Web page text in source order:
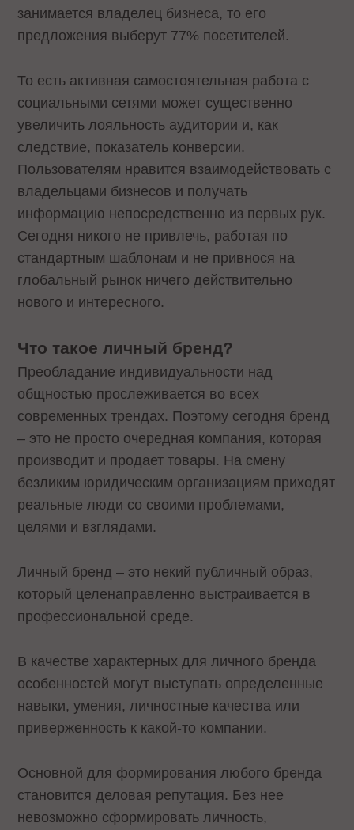
занимается владелец бизнеса, то его
предложения выберут 77% посетителей.
То есть активная самостоятельная работа с
социальными сетями может существенно
увеличить лояльность аудитории и, как
следствие, показатель конверсии.
Пользователям нравится взаимодействовать с
владельцами бизнесов и получать
информацию непосредственно из первых рук.
Сегодня никого не привлечь, работая по
стандартным шаблонам и не привнося на
глобальный рынок ничего действительно
нового и интересного.
Что такое личный бренд?
Преобладание индивидуальности над
общностью прослеживается во всех
современных трендах. Поэтому сегодня бренд
– это не просто очередная компания, которая
производит и продает товары. На смену
безликим юридическим организациям приходят
реальные люди со своими проблемами,
целями и взглядами.
Личный бренд – это некий публичный образ,
который целенаправленно выстраивается в
профессиональной среде.
В качестве характерных для личного бренда
особенностей могут выступать определенные
навыки, умения, личностные качества или
приверженность к какой-то компании.
Основной для формирования любого бренда
становится деловая репутация. Без нее
невозможно сформировать личность,